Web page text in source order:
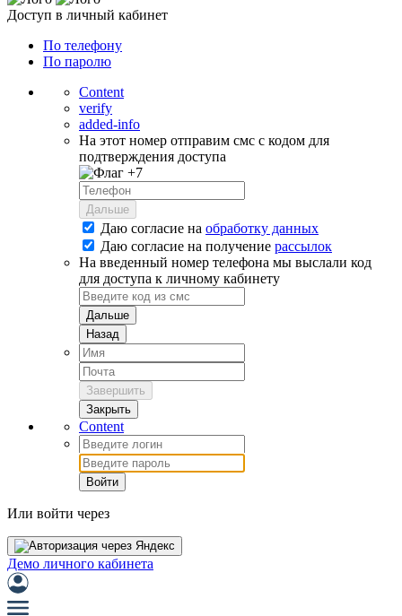
Доступ в личный кабинет
По телефону
По паролю
Content
verify
added-info
На этот номер отправим смс с кодом для
подтверждения доступа
+7
Дальше
Даю согласие на обработку данных
Даю согласие на получение рассылок
На введенный номер телефона мы выслали код
для доступа к личному кабинету
Дальше
Назад
Завершить
Закрыть
Content
Войти
Или войти через
Демо личного кабинета